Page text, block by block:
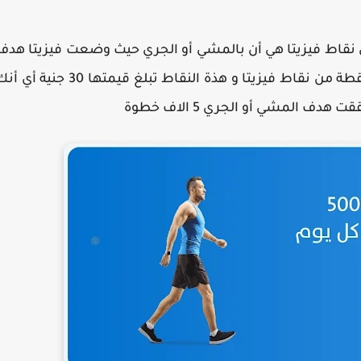
نقاط فيزيتا هي أن بالمشي أو الجري حيث وضعت فيزيتا
يومي 5000 خطوة إذا حققته ستحصل علي 600 نقطة من نقاط فيزيتا و هذة النقاط تبلغ قيمتها 30